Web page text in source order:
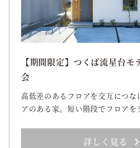
【期間限定】つくば流星台モ
会
高低差のあるフロアを交互につな
アのある家。短い階段でフロア
詳しく見る